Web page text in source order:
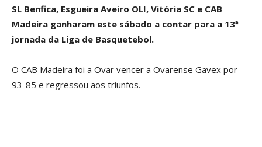
SL Benfica, Esgueira Aveiro OLI, Vitória SC e CAB
Madeira ganharam este sábado a contar para a 13ª
jornada da Liga de Basquetebol.
O CAB Madeira foi a Ovar vencer a Ovarense Gavex por
93-85 e regressou aos triunfos.